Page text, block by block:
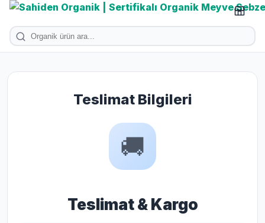
Teslimat Bilgileri
🚚
Teslimat & Kargo